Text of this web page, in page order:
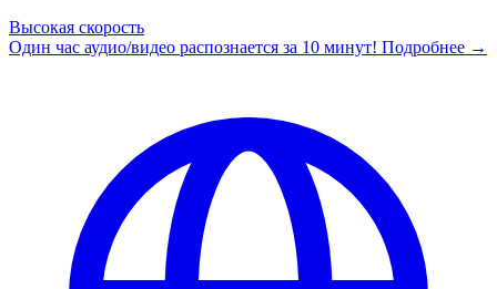
Высокая скорость
Один час аудио/видео распознается за 10 минут! Подробнее →